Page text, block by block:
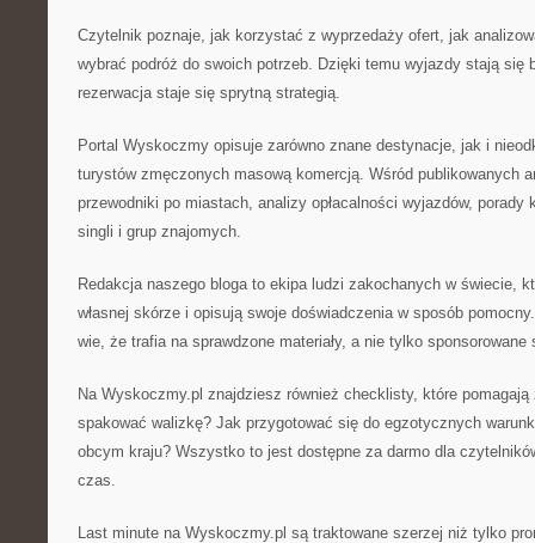
Czytelnik poznaje, jak korzystać z wyprzedaży ofert, jak
wybrać podróż do swoich potrzeb. Dzięki temu wyjazdy stają się
rezerwacja staje się sprytną strategią.
Portal Wyskoczmy opisuje zarówno znane destynacje, jak i
turystów zmęczonych masową komercją. Wśród publikowanych
przewodniki po miastach, analizy opłacalności wyjazdów, porady
singli i grup znajomych.
Redakcja naszego bloga to ekipa ludzi zakochanych w świecie,
własnej skórze i opisują swoje doświadczenia w sposób
wie, że trafia na sprawdzone materiały, a nie tylko sponsorowane
Na Wyskoczmy.pl znajdziesz również checklisty, które
spakować walizkę? Jak przygotować się do egzotycznych
obcym kraju? Wszystko to jest dostępne za darmo dla
czas.
Last minute na Wyskoczmy.pl są traktowane szerzej niż tylko